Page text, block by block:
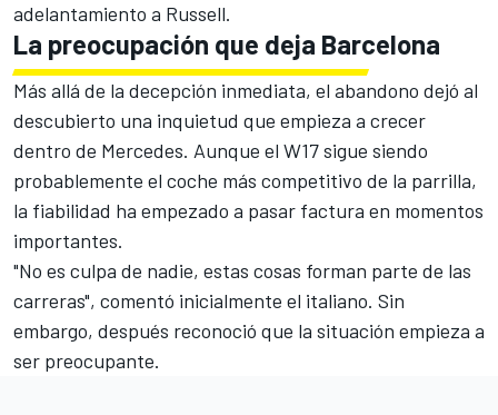
adelantamiento a Russell.
La preocupación que deja Barcelona
Más allá de la decepción inmediata, el abandono dejó al
descubierto una inquietud que empieza a crecer
dentro de Mercedes. Aunque el W17 sigue siendo
probablemente el coche más competitivo de la parrilla,
la fiabilidad ha empezado a pasar factura en momentos
importantes.
"No es culpa de nadie, estas cosas forman parte de las
carreras", comentó inicialmente el italiano. Sin
embargo, después reconoció que la situación empieza a
ser preocupante.